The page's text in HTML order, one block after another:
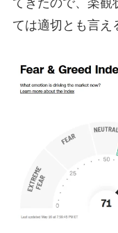
てきたので、楽観
ては適切とも言え